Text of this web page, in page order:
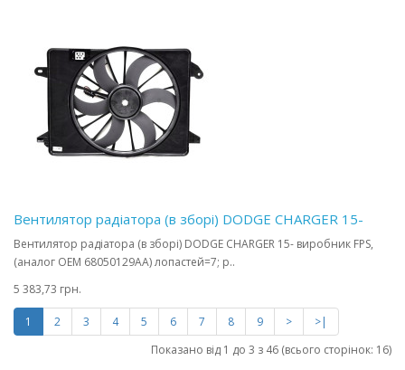
Вентилятор радіатора (в зборі) DODGE CHARGER 15-
Вентилятор радіатора (в зборі) DODGE CHARGER 15- виробник FPS,
(аналог OEM 68050129AA) лопастей=7; р..
5 383,73 грн.
1 2 3 4 5 6 7 8 9 >
>|
Показано від 1 до 3 з 46 (всього сторінок: 16)